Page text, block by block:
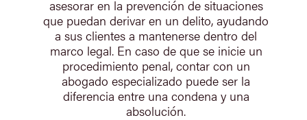
asesorar en la prevención de situaciones
que puedan derivar en un delito, ayudando
a sus clientes a mantenerse dentro del
marco legal. En caso de que se inicie un
procedimiento penal, contar con un
abogado especializado puede ser la
diferencia entre una condena y una
absolución.